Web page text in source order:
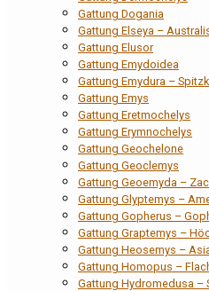
Gattung Dogania
Gattung Elseya –
Gattung Elusor
Gattung Emydoidea
Gattung Emydura –
Gattung Emys
Gattung Eretmochelys
Gattung Erymnochelys
Gattung Geochelone
Gattung Geoclemys
Gattung Geoemyda –
Gattung Glyptemys –
Gattung Gopherus –
Gattung Graptemys –
Gattung Heosemys –
Gattung Homopus –
Gattung Hydromedusa –